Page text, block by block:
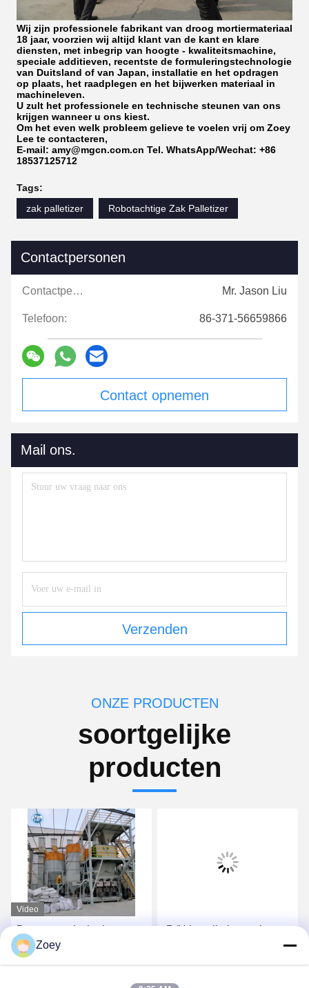
Wij zijn professionele fabrikant van droog mortiermateriaal
18 jaar, voorzien wij altijd klant van de kant en klare
diensten, met inbegrip van hoogte - kwaliteitsmachine,
speciale additieven, recentste de formuleringstechnologie
van Duitsland of van Japan, installatie en het opdragen
op plaats, het raadplegen en het bijwerken materiaal in
machineleven.
U zult het professionele en technische steunen van ons
krijgen wanneer u ons kiest.
Om het even welk probleem gelieve te voelen vrij om Zoey
Lee te contacteren,
E-mail: amy@mgcn.com.cn Tel. WhatsApp/Wechat: +86
18537125712
Tags:
zak palletizer
Robotachtige Zak Palletizer
Contactpersonen
Contactpersonen: Mr. Jason Liu
Telefoon: 86-371-56659866
Contact opnemen
Mail ons.
Verzenden
ONZE PRODUCTEN
soortgelijke
producten
Video
De automatische het
Voeden Keramische tegel
van de Muurstopverf
-5t/H Installatie van het
hoog rendement de Droge
Mortier met de
Zoey